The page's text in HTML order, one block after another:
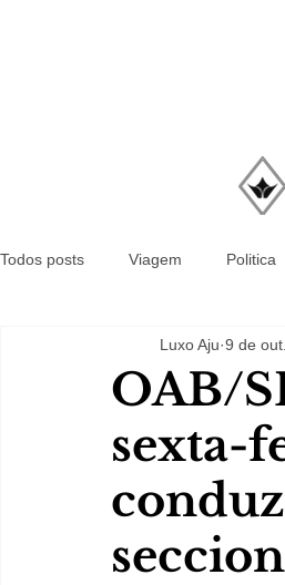
Todos posts Viagem Politica
OAB/
sexta-
Luxo Aju 9 de